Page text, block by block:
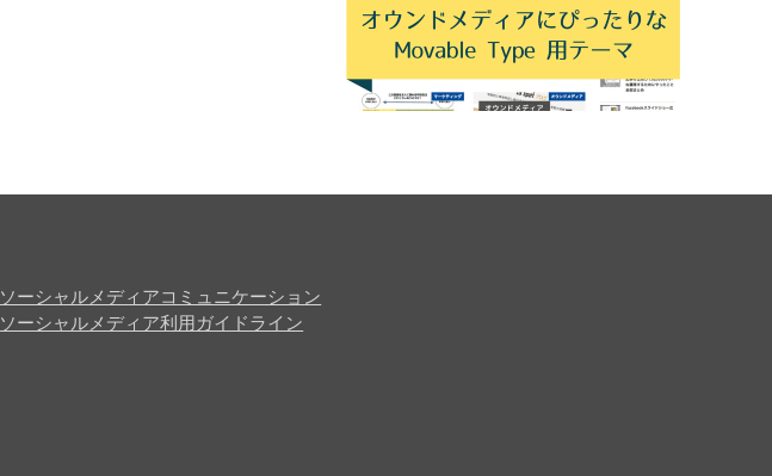
ソーシャルメディアコミュニケーション
ソーシャルメディア利用ガイドライン